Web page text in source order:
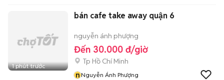
1 phút trước
bán cafe take away quận 6
nguyễn ánh phượng
Đến 30.000 đ/giờ
Tp Hồ Chí Minh
nNguyễn Ánh Phượng